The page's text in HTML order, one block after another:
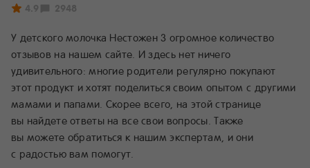
4.9 2948
У детского молочка Нестожен 3 огромное количество
отзывов на нашем сайте. И здесь нет ничего
удивительного: многие родители регулярно покупают
этот продукт и хотят поделиться своим опытом с другими
мамами и папами. Скорее всего, на этой странице
вы найдете ответы на все свои вопросы. Также
вы можете обратиться к нашим экспертам, и они
с радостью вам помогут.